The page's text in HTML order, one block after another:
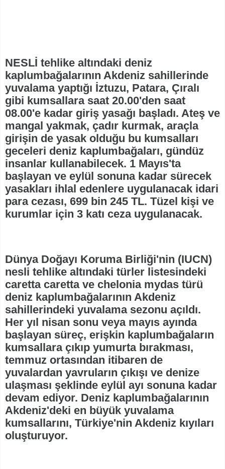
NESLİ tehlike altındaki deniz
kaplumbağalarının Akdeniz sahillerinde
yuvalama yaptığı İztuzu, Patara, Çıralı
gibi kumsallara saat 20.00'den saat
08.00'e kadar giriş yasağı başladı. Ateş ve
mangal yakmak, çadır kurmak, araçla
girişin de yasak olduğu bu kumsalları
geceleri deniz kaplumbağaları, gündüz
insanlar kullanabilecek. 1 Mayıs'ta
başlayan ve eylül sonuna kadar sürecek
yasakları ihlal edenlere uygulanacak idari
para cezası, 699 bin 245 TL. Tüzel kişi ve
kurumlar için 3 katı ceza uygulanacak.
Dünya Doğayı Koruma Birliği'nin (IUCN)
nesli tehlike altındaki türler listesindeki
caretta caretta ve chelonia mydas türü
deniz kaplumbağalarının Akdeniz
sahillerindeki yuvalama sezonu açıldı.
Her yıl nisan sonu veya mayıs ayında
başlayan süreç, erişkin kaplumbağaların
kumsallara çıkıp yumurta bırakması,
temmuz ortasından itibaren de
yuvalardan yavruların çıkışı ve denize
ulaşması şeklinde eylül ayı sonuna kadar
devam ediyor. Deniz kaplumbağalarının
Akdeniz'deki en büyük yuvalama
kumsallarını, Türkiye'nin Akdeniz kıyıları
oluşturuyor.